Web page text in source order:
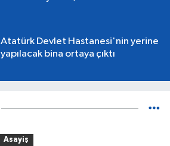
Atatürk Devlet Hastanesi'nin yerine
yapılacak bina ortaya çıktı
Asayiş